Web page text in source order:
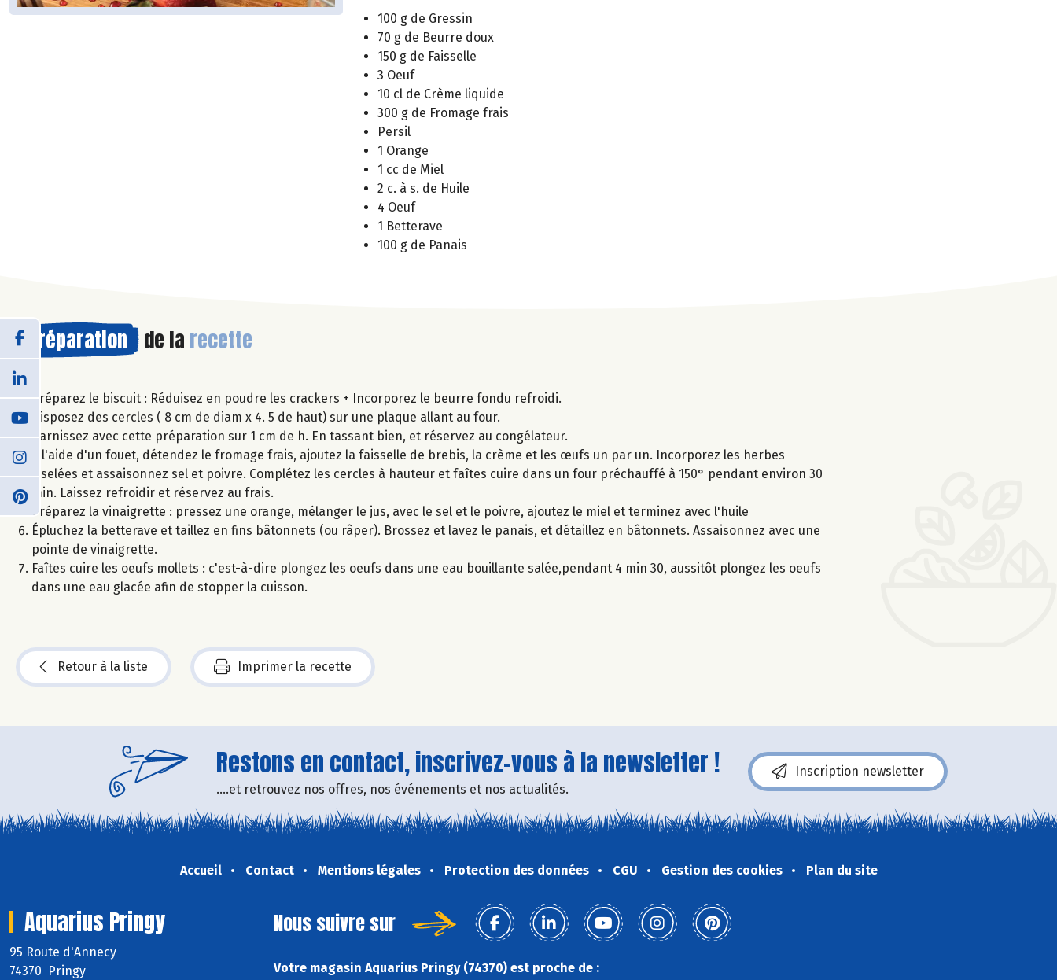
100 g de Gressin
70 g de Beurre doux
150 g de Faisselle
3 Oeuf
10 cl de Crème liquide
300 g de Fromage frais
Persil
1 Orange
1 cc de Miel
2 c. à s. de Huile
4 Oeuf
1 Betterave
100 g de Panais
Préparation de la recette
Préparez le biscuit : Réduisez en poudre les crackers + Incorporez le beurre fondu refroidi.
Disposez des cercles ( 8 cm de diam x 4. 5 de haut) sur une plaque allant au four.
Garnissez avec cette préparation sur 1 cm de h. En tassant bien, et réservez au congélateur.
A l'aide d'un fouet, détendez le fromage frais, ajoutez la faisselle de brebis, la crème et les œufs un par un. Incorporez les herbes
ciselées et assaisonnez sel et poivre. Complétez les cercles à hauteur et faîtes cuire dans un four préchauffé à 150° pendant environ 30
min. Laissez refroidir et réservez au frais.
Préparez la vinaigrette : pressez une orange, mélanger le jus, avec le sel et le poivre, ajoutez le miel et terminez avec l'huile
Épluchez la betterave et taillez en fins bâtonnets (ou râper). Brossez et lavez le panais, et détaillez en bâtonnets. Assaisonnez avec une
pointe de vinaigrette.
Faîtes cuire les oeufs mollets : c'est-à-dire plongez les oeufs dans une eau bouillante salée,pendant 4 min 30, aussitôt plongez les oeufs
dans une eau glacée afin de stopper la cuisson.
Retour à la liste Imprimer la recette
Restons en contact, inscrivez-vous à la newsletter !
....et retrouvez nos offres, nos événements et nos actualités.
Inscription newsletter
Accueil Contact Mentions légales Protection des données CGU Gestion des cookies Plan du site
Aquarius Pringy
95 Route d'Annecy
74370 Pringy
Nous suivre sur
Votre magasin Aquarius Pringy (74370) est proche de :